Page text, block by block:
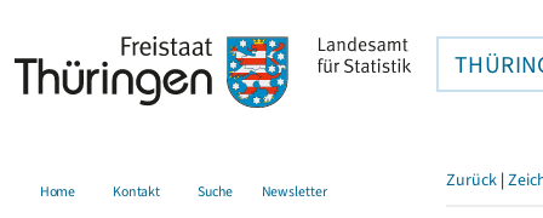
Home Kontakt Suche Newsletter Zurück |